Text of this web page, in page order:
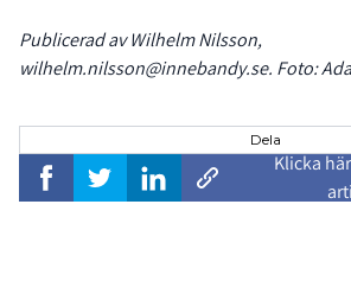
Publicerad av Wilhelm Nilsson,
wilhelm.nilsson@innebandy.se. Foto:
Dela
Klicka